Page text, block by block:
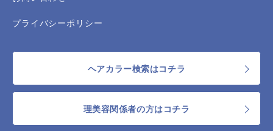
プライバシーポリシー
ヘアカラー検索はコチラ
理美容関係者の方はコチラ